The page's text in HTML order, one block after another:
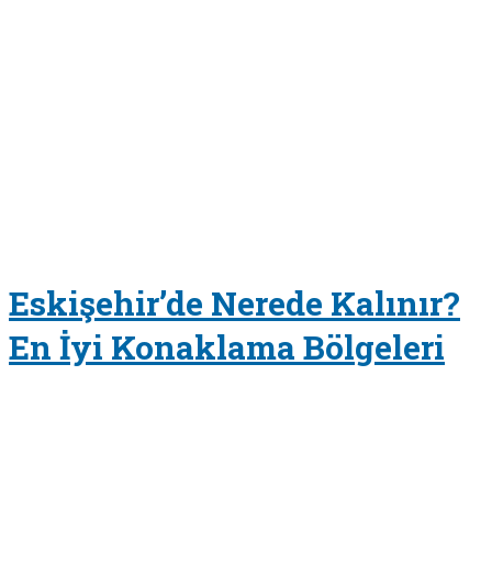
Eskişehir’de Nerede Kalınır?
En İyi Konaklama Bölgeleri